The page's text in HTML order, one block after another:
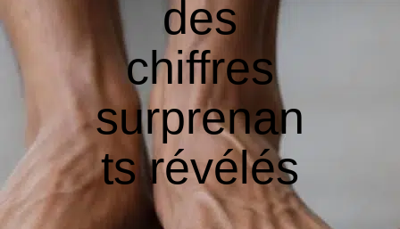
des
chiffres
surprenan
ts révélés